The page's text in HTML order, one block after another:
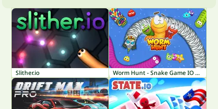
Slither.io Worm Hunt - Snake Game IO Zone